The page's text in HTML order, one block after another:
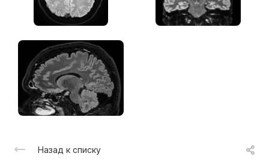
Назад к списку